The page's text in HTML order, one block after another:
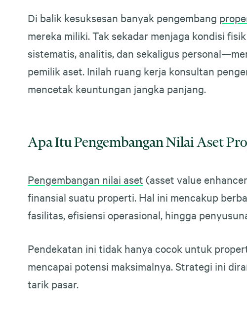
Di balik kesuksesan banyak pengembang
mereka miliki. Tak sekadar menjaga kondisi
sistematis, analitis, dan sekaligus
pemilik aset. Inilah ruang kerja konsultan
mencetak keuntungan jangka panjang.
Apa Itu Pengembangan Nilai Aset
Pengembangan nilai aset (asset value
finansial suatu properti. Hal ini mencakup
fasilitas, efisiensi operasional, hingga
Pendekatan ini tidak hanya cocok untuk
mencapai potensi maksimalnya. Strategi ini
tarik pasar.